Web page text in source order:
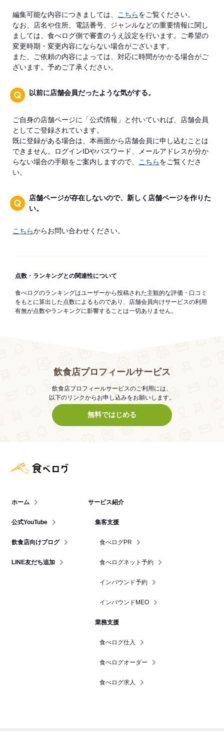
編集可能な内容につきましては、 こちらをご覧ください。
なお、店名や住所、電話番号、ジャンルなどの重要情報に関し
ましては、食べログ側で審査のうえ設定を行います。ご希望の
変更時期・変更内容にならない場合がございます。
また、ご依頼の内容によっては、対応に時間がかかる場合がご
ざいます。予めご了承ください。
以前に店舗会員だったような気がする。
ご自身の店舗ページに「公式情報」と付いていれば、店舗会員
としてご登録されています。
既に登録がある場合は、本画面から店舗会員に申し込むことは
できません。ログインIDやパスワード、メールアドレスが分か
らない場合の手順をご案内しますので、
こちらをご覧くださ
い。
店舗ページが存在しないので、新しく店舗ページを作りた
い。
こちらからお問い合わせください。
点数・ランキングとの関連性について
食べログのランキングはユーザーから投稿された主観的な評価・口コミ
をもとに算出した点数によるものであり、店舗会員向けサービスの利用
有無が点数やランキングに影響することは一切ありません。
飲食店プロフィールサービス
飲食店プロフィールサービスのご利用には、
以下のリンクからお申し込みをお願いします。
無料ではじめる
ホーム
公式YouTube
飲食店向けブログ
LINE友だち追加
サービス紹介
集客支援
食べログPR
食べログネット予約
インバウンド予約
インバウンドMEO
業務支援
食べログ仕入
食べログオーダー
食べログ求人